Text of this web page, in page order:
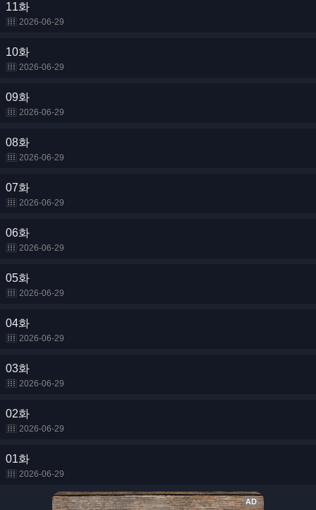
11화
2026-06-29
10화
2026-06-29
09화
2026-06-29
08화
2026-06-29
07화
2026-06-29
06화
2026-06-29
05화
2026-06-29
04화
2026-06-29
03화
2026-06-29
02화
2026-06-29
01화
2026-06-29